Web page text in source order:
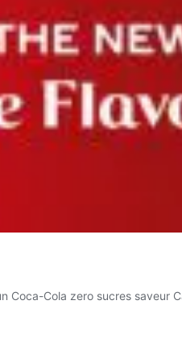
Coca-Cola zero sucres saveur